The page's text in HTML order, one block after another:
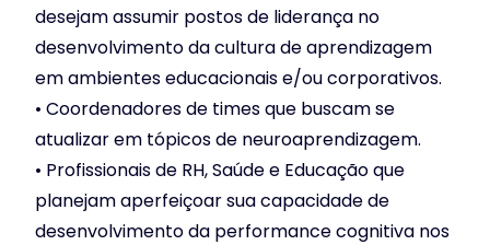
desejam assumir postos de liderança no
desenvolvimento da cultura de aprendizagem
em ambientes educacionais e/ou corporativos.
• Coordenadores de times que buscam se
atualizar em tópicos de neuroaprendizagem.
• Profissionais de RH, Saúde e Educação que
planejam aperfeiçoar sua capacidade de
desenvolvimento da performance cognitiva nos